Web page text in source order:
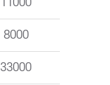
11000
8000
33000